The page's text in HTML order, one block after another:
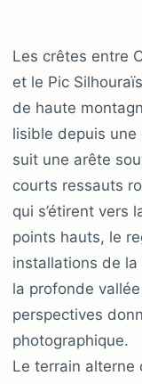
Les crêtes entre
et le Pic
de haute
lisible depuis
suit une arête
courts ressauts
qui s’étirent vers
points hauts, le
installations de la
la profonde vallée
perspectives
photographique.
Le terrain alterne